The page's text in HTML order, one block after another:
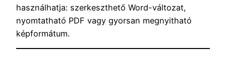
használhatja: szerkeszthető Word-változat,
nyomtatható PDF vagy gyorsan megnyitható
képformátum.